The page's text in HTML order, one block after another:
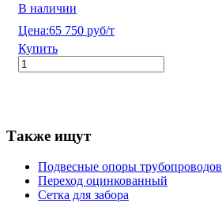
В наличии
Цена:65 750 руб/т
Купить
Также ищут
Подвесные опоры трубопроводов
Переход оцинкованный
Сетка для забора